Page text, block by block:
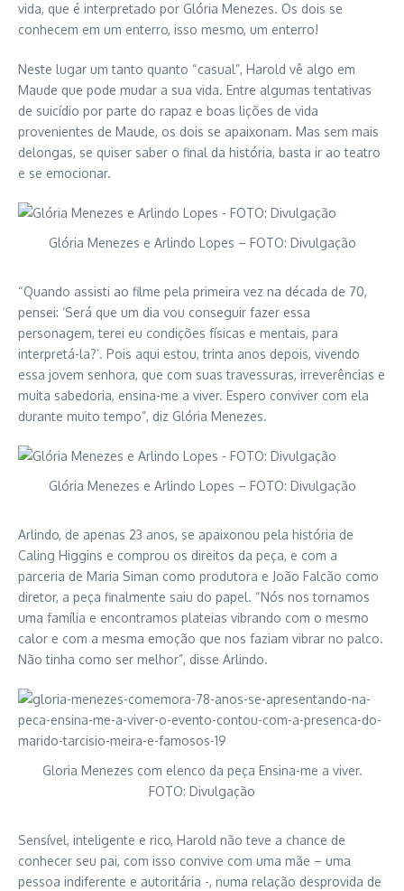
vida, que é interpretado por Glória Menezes. Os dois se
conhecem em um enterro, isso mesmo, um enterro!
Neste lugar um tanto quanto “casual”, Harold vê algo em
Maude que pode mudar a sua vida. Entre algumas tentativas
de suicídio por parte do rapaz e boas lições de vida
provenientes de Maude, os dois se apaixonam. Mas sem mais
delongas, se quiser saber o final da história, basta ir ao teatro
e se emocionar.
Glória Menezes e Arlindo Lopes – FOTO: Divulgação
“Quando assisti ao filme pela primeira vez na década de 70,
pensei: ‘Será que um dia vou conseguir fazer essa
personagem, terei eu condições físicas e mentais, para
interpretá-la?’. Pois aqui estou, trinta anos depois, vivendo
essa jovem senhora, que com suas travessuras, irreverências e
muita sabedoria, ensina-me a viver. Espero conviver com ela
durante muito tempo”, diz Glória Menezes.
Glória Menezes e Arlindo Lopes – FOTO: Divulgação
Arlindo, de apenas 23 anos, se apaixonou pela história de
Caling Higgins e comprou os direitos da peça, e com a
parceria de Maria Siman como produtora e João Falcão como
diretor, a peça finalmente saiu do papel. “Nós nos tornamos
uma família e encontramos plateias vibrando com o mesmo
calor e com a mesma emoção que nos faziam vibrar no palco.
Não tinha como ser melhor”, disse Arlindo.
Gloria Menezes com elenco da peça Ensina-me a viver.
FOTO: Divulgação
Sensível, inteligente e rico, Harold não teve a chance de
conhecer seu pai, com isso convive com uma mãe – uma
pessoa indiferente e autoritária -, numa relação desprovida de